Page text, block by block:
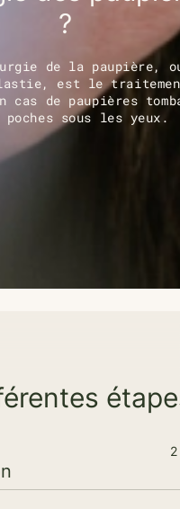
?
de la paupière,
est le
cas de paupières
sous les yeux.